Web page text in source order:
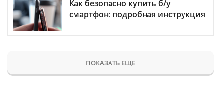
Как безопасно купить б/у
смартфон: подробная инструкция
ПОКАЗАТЬ ЕЩЕ